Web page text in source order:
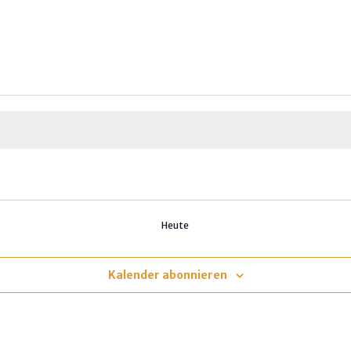
Heute
Kalender abonnieren